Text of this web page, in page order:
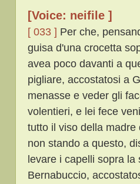
[Voice: neifile ]
[ 033 ] Per che,
guisa d'una crocetta
avea poco davanti a
pigliare, accostatosi a
menasse e veder gli
volentieri, e lei fece
tutto il viso della
non stando a questo,
levare i capelli sopra
Bernabuccio,